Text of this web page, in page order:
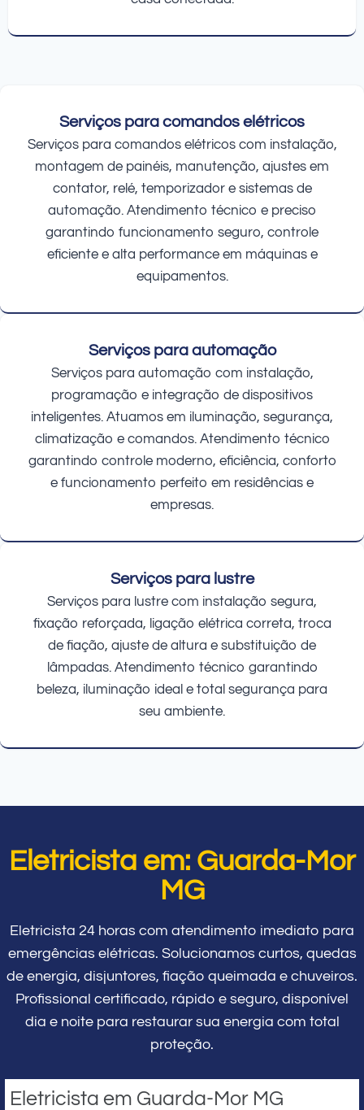
Serviços para comandos elétricos
Serviços para comandos elétricos com instalação,
montagem de painéis, manutenção, ajustes em
contator, relé, temporizador e sistemas de
automação. Atendimento técnico e preciso
garantindo funcionamento seguro, controle
eficiente e alta performance em máquinas e
equipamentos.
Serviços para automação
Serviços para automação com instalação,
programação e integração de dispositivos
inteligentes. Atuamos em iluminação, segurança,
climatização e comandos. Atendimento técnico
garantindo controle moderno, eficiência, conforto
e funcionamento perfeito em residências e
empresas.
Serviços para lustre
Serviços para lustre com instalação segura,
fixação reforçada, ligação elétrica correta, troca
de fiação, ajuste de altura e substituição de
lâmpadas. Atendimento técnico garantindo
beleza, iluminação ideal e total segurança para
seu ambiente.
Eletricista em: Guarda-Mor
MG
Eletricista 24 horas com atendimento imediato para
emergências elétricas. Solucionamos curtos, quedas
de energia, disjuntores, fiação queimada e chuveiros.
Profissional certificado, rápido e seguro, disponível
dia e noite para restaurar sua energia com total
proteção.
Eletricista em Guarda-Mor MG